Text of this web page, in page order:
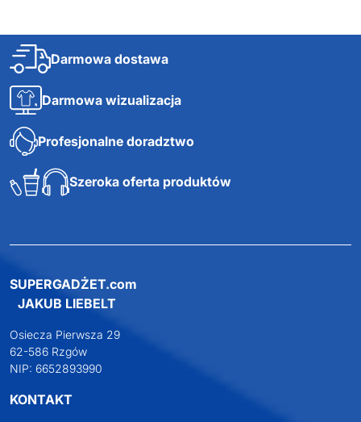
Darmowa dostawa
Darmowa wizualizacja
Profesjonalne doradztwo
Szeroka oferta produktów
SUPERGADŻET.com
JAKUB LIEBELT
Osiecza Pierwsza 29
62-586 Rzgów
NIP: 6652893990
KONTAKT